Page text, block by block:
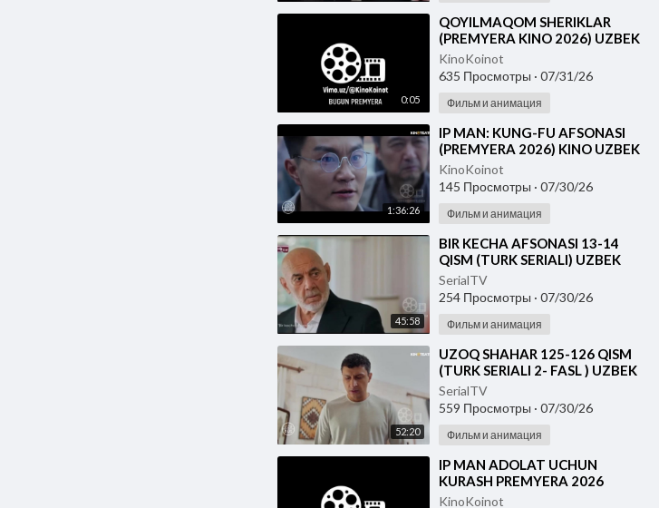
0:05
⁣QOYILMAQOM SHERIKLAR
(PREMYERA KINO 2026) UZBEK
TILIDA
KinoKoinot
635 Просмотры · 07/31/26
Фильм и анимация
1:36:26
⁣IP MAN: KUNG-FU AFSONASI
(PREMYERA 2026) KINO UZBEK
TILIDA - SKACHAT
KinoKoinot
145 Просмотры · 07/30/26
Фильм и анимация
45:58
⁣BIR KECHA AFSONASI 13-14
QISM (TURK SERIALI) UZBEK
TILIDA
SerialTV
254 Просмотры · 07/30/26
Фильм и анимация
52:20
⁣UZOQ SHAHAR 125-126 QISM
(TURK SERIALI 2- FASL ) UZBEK
TILIDA
SerialTV
559 Просмотры · 07/30/26
Фильм и анимация
⁣IP MAN ADOLAT UCHUN
KURASH PREMYERA 2026
UZBEK TILIDA
KinoKoinot